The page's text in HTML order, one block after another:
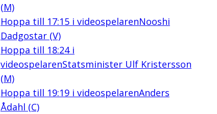
(M)
Hoppa till 17:15i videospelarenNooshi
Dadgostar (V)
Hoppa till 18:24i
videospelarenStatsminister Ulf Kristersson
(M)
Hoppa till 19:19i videospelarenAnders
Ådahl (C)